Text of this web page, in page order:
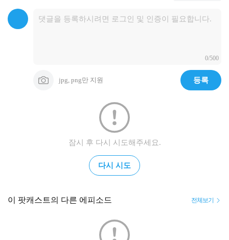
0/500
jpg, png만 지원 등록
잠시 후 다시 시도해주세요.
다시 시도
이 팟캐스트의 다른 에피소드 전체보기